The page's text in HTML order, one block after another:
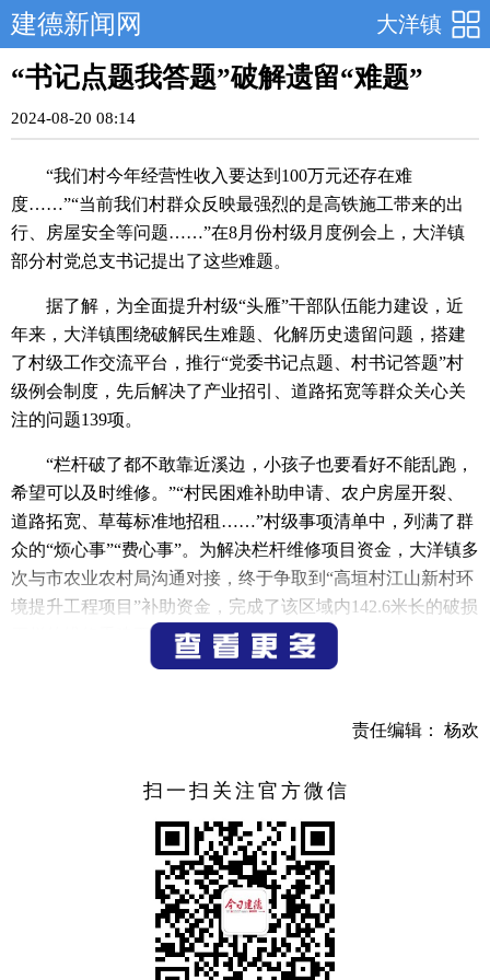
大洋镇
建德新闻网
“书记点题我答题”破解遗留“难题”
2024-08-20 08:14
“我们村今年经营性收入要达到100万元还存在难
度……”“当前我们村群众反映最强烈的是高铁施工带来的出
行、房屋安全等问题……”在8月份村级月度例会上，大洋镇
部分村党总支书记提出了这些难题。
据了解，为全面提升村级“头雁”干部队伍能力建设，近
年来，大洋镇围绕破解民生难题、化解历史遗留问题，搭建
了村级工作交流平台，推行“党委书记点题、村书记答题”村
级例会制度，先后解决了产业招引、道路拓宽等群众关心关
注的问题139项。
“栏杆破了都不敢靠近溪边，小孩子也要看好不能乱跑，
希望可以及时维修。”“村民困难补助申请、农户房屋开裂、
道路拓宽、草莓标准地招租……”村级事项清单中，列满了群
众的“烦心事”“费心事”。为解决栏杆维修项目资金，大洋镇多
次与市农业农村局沟通对接，终于争取到“高垣村江山新村环
境提升工程项目”补助资金，完成了该区域内142.6米长的破损
石栏的维修重建工作。
办、问题解决、及时反馈4个环节组成闭环，推动村级工作
闲置着，如何充分开发利用黄山岗的自然资源，成为大洋镇
历届党委政府不懈的追求。项目推介、乡贤招引、上门招
商、以企引企，镇村两级各种渠道对接客商，一次、两次、
三次……只要有意向，就带着客商爬山头、看现场、谋规
划、勤接洽。在坚持不懈的努力下，成功招引“乡村梦想
责任编辑： 杨欢
扫一扫关注官方微信